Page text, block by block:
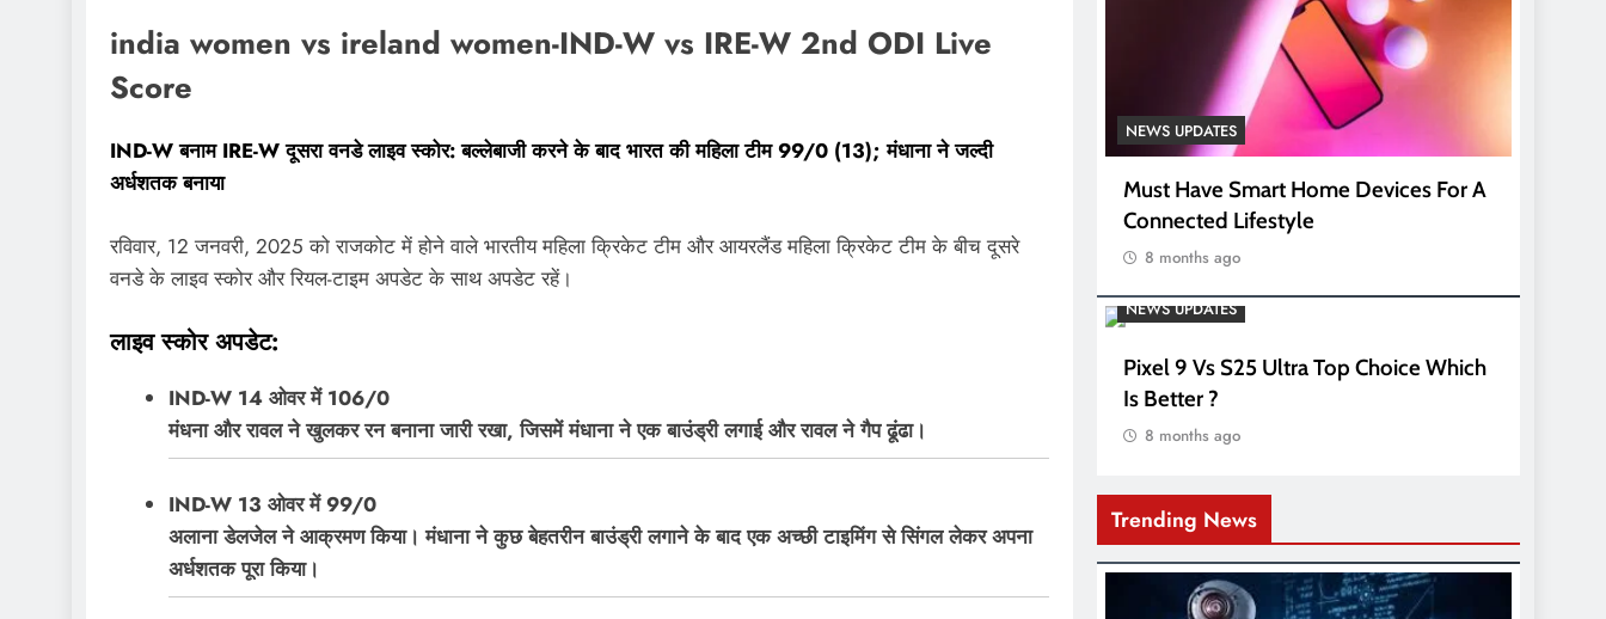
india women vs ireland women-IND-W vs IRE-W 2nd ODI Live
Score
IND-W बनाम IRE-W दूसरा वनडे लाइव स्कोर: बल्लेबाजी करने के बाद भारत की महिला टीम 99/0 (13); मंधाना ने जल्दी
अर्धशतक बनाया
रविवार, 12 जनवरी, 2025 को राजकोट में होने वाले भारतीय महिला क्रिकेट टीम और आयरलैंड महिला क्रिकेट टीम के बीच दूसरे
वनडे के लाइव स्कोर और रियल-टाइम अपडेट के साथ अपडेट रहें।
लाइव स्कोर अपडेट:
IND-W 14 ओवर में 106/0
मंधना और रावल ने खुलकर रन बनाना जारी रखा, जिसमें मंधाना ने एक बाउंड्री लगाई और रावल ने गैप ढूंढा।
IND-W 13 ओवर में 99/0
अलाना डेलजेल ने आक्रमण किया। मंधाना ने कुछ बेहतरीन बाउंड्री लगाने के बाद एक अच्छी टाइमिंग से सिंगल लेकर अपना
अर्धशतक पूरा किया।
NEWS UPDATES
Must Have Smart Home Devices For A
Connected Lifestyle
8 months ago
NEWS UPDATES
Pixel 9 Vs S25 Ultra Top Choice Which
Is Better ?
8 months ago
Trending News